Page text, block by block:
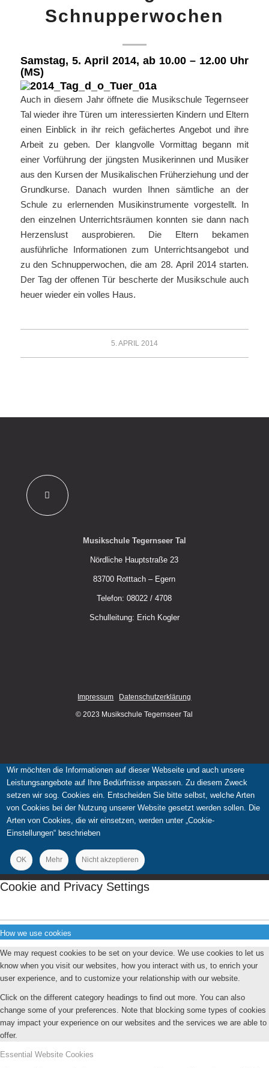
Schnupperwochen
Samstag, 5. April 2014, ab 10.00 – 12.00 Uhr
(MS)
Auch in diesem Jahr öffnete die Musikschule Tegernseer
Tal wieder ihre Türen um interessierten Kindern und Eltern
einen Einblick in ihr reich gefächertes Angebot und ihre
Arbeit zu geben. Der klangvolle Vormittag begann mit
einer Vorführung der jüngsten Musikerinnen und Musiker
aus den Kursen der Musikalischen Früherziehung und der
Grundkurse. Danach wurden Ihnen sämtliche an der
Schule zu erlernenden Musikinstrumente vorgestellt. In
den einzelnen Unterrichtsräumen konnten sie dann nach
Herzenslust ausprobieren. Die Eltern bekamen
ausführliche Informationen zum Unterrichtsangebot und
zu den Schnupperwochen, die am 28. April 2014 starten.
Der Tag der offenen Tür bescherte der Musikschule auch
heuer wieder ein volles Haus.
5. APRIL 2014
Musikschule Tegernseer Tal
Nördliche Hauptstraße 23
83700 Rotttach – Egern
Telefon: 08022 / 4708
Schulleitung: Erich Kogler
Impressum Datenschutzerklärung
© 2023 Musikschule Tegernseer Tal
Wir möchten die Informationen auf dieser Webseite und auch unsere
Leistungsangebote auf Ihre Bedürfnisse anpassen. Zu diesem Zweck
setzen wir sog. Cookies ein. Entscheiden Sie bitte selbst, welche Arten
von Cookies bei der Nutzung unserer Website gesetzt werden sollen. Die
Arten von Cookies, die wir einsetzen, werden unter „Cookie-
Einstellungen“ beschrieben
OK Mehr Nicht akzeptieren
Cookie and Privacy Settings
How we use cookies
We may request cookies to be set on your device. We use cookies to let us
know when you visit our websites, how you interact with us, to enrich your
user experience, and to customize your relationship with our website.
Click on the different category headings to find out more. You can also
change some of your preferences. Note that blocking some types of cookies
may impact your experience on our websites and the services we are able to
offer.
Essential Website Cookies